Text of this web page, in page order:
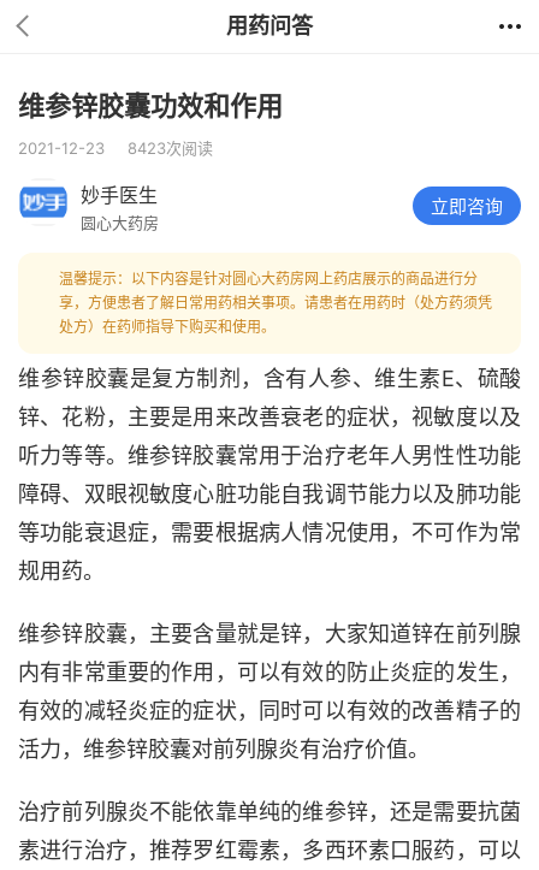
用药问答
维参锌胶囊功效和作用
2021-12-23 8423次阅读
妙手医生
圆心大药房
立即咨询
温馨提示：以下内容是针对圆心大药房网上药店展示的商品进行分
享，方便患者了解日常用药相关事项。请患者在用药时（处方药须凭
处方）在药师指导下购买和使用。
维参锌胶囊是复方制剂，含有人参、维生素E、硫酸
锌、花粉，主要是用来改善衰老的症状，视敏度以及
听力等等。维参锌胶囊常用于治疗老年人男性性功能
障碍、双眼视敏度心脏功能自我调节能力以及肺功能
等功能衰退症，需要根据病人情况使用，不可作为常
规用药。
维参锌胶囊，主要含量就是锌，大家知道锌在前列腺
内有非常重要的作用，可以有效的防止炎症的发生，
有效的减轻炎症的症状，同时可以有效的改善精子的
活力，维参锌胶囊对前列腺炎有治疗价值。
治疗前列腺炎不能依靠单纯的维参锌，还是需要抗菌
素进行治疗，推荐罗红霉素，多西环素口服药，可以